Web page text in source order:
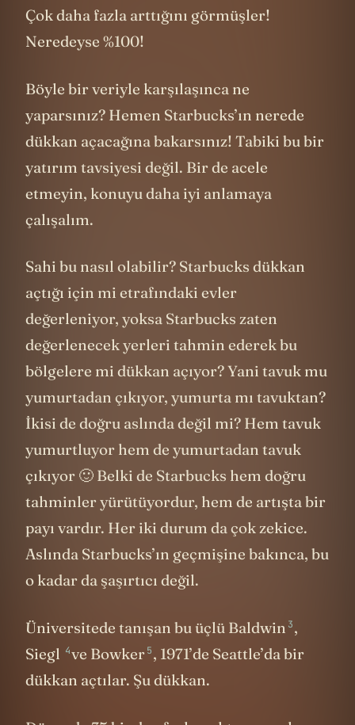
Çok daha fazla arttığını görmüşler!
Neredeyse %100!
Böyle bir veriyle karşılaşınca ne
yaparsınız? Hemen Starbucks’ın nerede
dükkan açacağına bakarsınız! Tabiki bu bir
yatırım tavsiyesi değil. Bir de acele
etmeyin, konuyu daha iyi anlamaya
çalışalım.
Sahi bu nasıl olabilir? Starbucks dükkan
açtığı için mi etrafındaki evler
değerleniyor, yoksa Starbucks zaten
değerlenecek yerleri tahmin ederek bu
bölgelere mi dükkan açıyor? Yani tavuk mu
yumurtadan çıkıyor, yumurta mı tavuktan?
İkisi de doğru aslında değil mi? Hem tavuk
yumurtluyor hem de yumurtadan tavuk
çıkıyor 🙂 Belki de Starbucks hem doğru
tahminler yürütüyordur, hem de artışta bir
payı vardır. Her iki durum da çok zekice.
Aslında Starbucks’ın geçmişine bakınca, bu
o kadar da şaşırtıcı değil.
Üniversitede tanışan bu üçlü Baldwin 3,
Siegl 4ve Bowker5, 1971’de Seattle’da bir
dükkan açtılar. Şu dükkan.